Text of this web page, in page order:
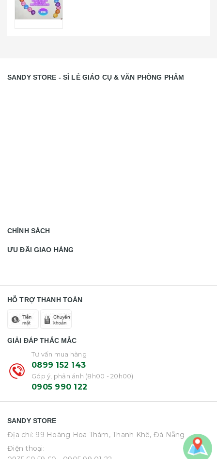
SANDY STORE - SỈ LẺ GIÁO CỤ & VĂN PHÒNG PHẨM
CHÍNH SÁCH
ƯU ĐÃI GIAO HÀNG
HỖ TRỢ THANH TOÁN
GIẢI ĐÁP THẮC MẮC
Tư vấn mua hàng
0899 152 143
Góp ý, phản ánh (8h00 - 20h00)
0905 990 122
SANDY STORE
Địa chỉ: 99 Hoàng Hoa Thám, Thanh Khê, Đà Nẵng
Điện thoại: